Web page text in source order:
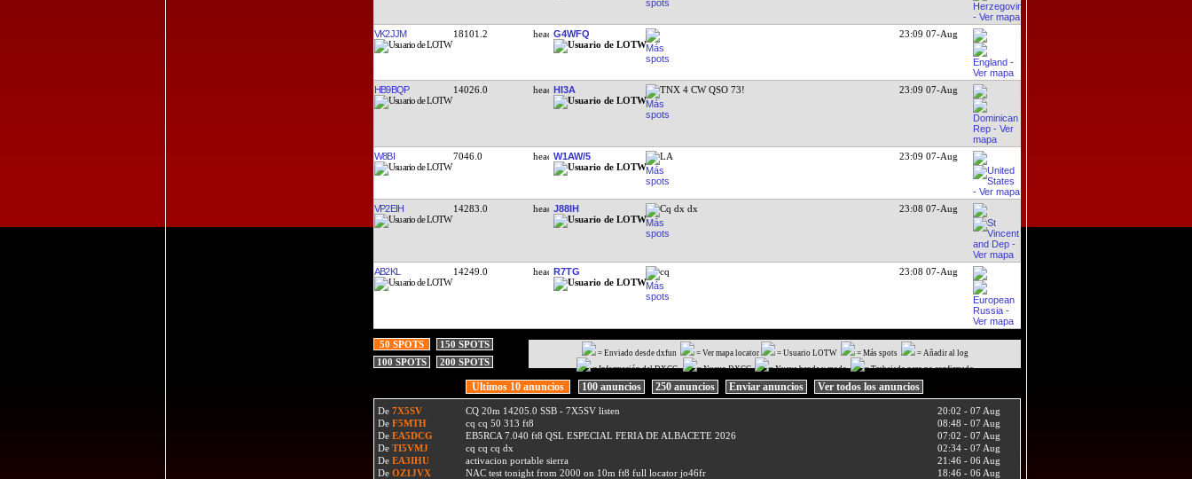
VK2JJM 18101.2 G4WFQ 23:09 07-Aug
HB9BQP 14026.0 HI3A TNX 4 CW QSO 73! 23:09 07-Aug
W8BI 7046.0 W1AW/5 LA 23:09 07-Aug
VP2EIH 14283.0 J88IH Cq dx dx 23:08 07-Aug
AB2KL 14249.0 R7TG cq 23:08 07-Aug
50 SPOTS
150 SPOTS
100 SPOTS
200 SPOTS
= Enviado desde dxfun = Ver mapa locator = Usuario LOTW = Más spots
= Añadir al log
= Información del DXCC
= Nuevo DXCC = Nueva banda y modo = Trabajado pero no confirmado
Ultimos 10 anuncios 100 anuncios 250 anuncios Enviar anuncios Ver todos los anuncios
De 7X5SV CQ 20m 14205.0 SSB - 7X5SV listen
20:02 - 07 Aug
De F5MTH cq cq 50 313 ft8
08:48 - 07 Aug
De EA5DCG EB5RCA 7.040 ft8 QSL ESPECIAL FERIA DE ALBACETE 2026
07:02 - 07 Aug
De TI5VMJ cq cq cq dx
02:34 - 07 Aug
De EA3IHU activacion portable sierra
21:46 - 06 Aug
De OZ1JVX NAC test tonight from 2000 on 10m ft8 full locator jo46fr 18:46 - 06 Aug